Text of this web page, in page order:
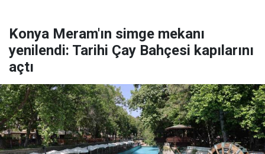
Konya Meram'ın simge mekanı
yenilendi: Tarihi Çay Bahçesi kapılarını
açtı